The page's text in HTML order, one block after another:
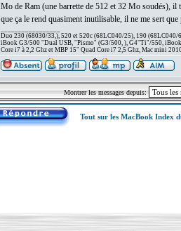
Mo de Ram (une barrette de 512 et 32 Mo soudés),
que ça le rend quasiment inutilisable, il ne me sert
Duo 230 (68030/33,), 520 et 520c (68LC040/25), 190 (68LC040/
iBook G3/500 "Dual USB, "Pismo" (G3/500, ), G4"Ti"/550,
Core i7 à 2,2 Ghz et MBP 15" Quad Core i7 2,5 Ghz, Mac mini
Montrer les messages depuis:
Tout sur les MacBook Index